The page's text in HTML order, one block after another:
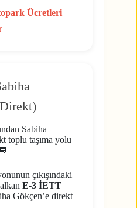
Ücretleri
Sabiha
toplu taşıma yolu
çıkışındaki
E-3 İETT
Gökçen’e direkt